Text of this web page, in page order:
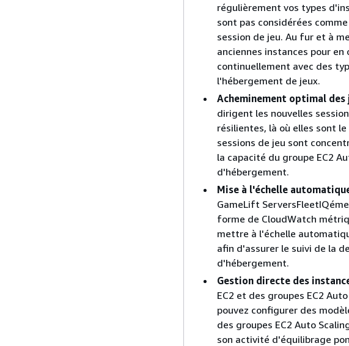
régulièrement vos types
sont pas considérées
session de jeu. Au fur et à
anciennes instances pour
continuellement avec des
l'hébergement de jeux.
Acheminement optimal des
dirigent les nouvelles
résilientes, là où elles sont
sessions de jeu sont
la capacité du groupe EC2
d'hébergement.
Mise à l'échelle
GameLift
forme de CloudWatch
mettre à l'échelle
afin d'assurer le suivi de la
d'hébergement.
Gestion directe des
EC2 et des groupes EC2
pouvez configurer des
des groupes EC2 Auto
son activité d'équilibrage